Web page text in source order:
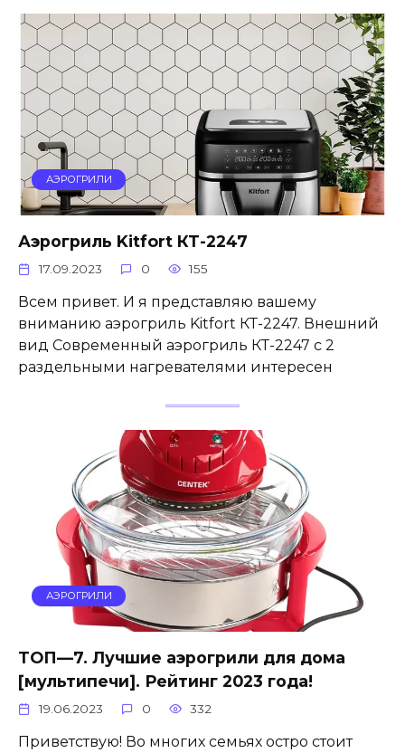
АЭРОГРИЛИ
Аэрогриль Kitfort КТ-2247
17.09.2023 0 155
Всем привет. И я представляю вашему
вниманию аэрогриль Kitfort КТ-2247. Внешний
вид Современный аэрогриль КТ-2247 с 2
раздельными нагревателями интересен
АЭРОГРИЛИ
ТОП—7. Лучшие аэрогрили для дома
[мультипечи]. Рейтинг 2023 года!
19.06.2023 0 332
Приветствую! Во многих семьях остро стоит